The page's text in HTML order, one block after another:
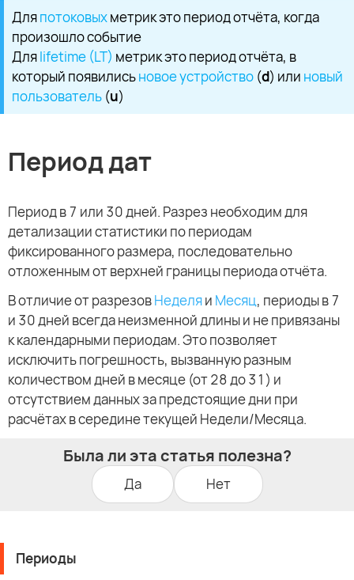
Дляпотоковыхметрик это период отчёта, когда
произошло событие
Дляlifetime (LT) метрик это период отчёта, в
который появилисьновое устройство (d) или новый
пользователь (u)
Период дат
Период в 7 или 30 дней. Разрез необходим для
детализации статистики по периодам
фиксированного размера, последовательно
отложенным от верхней границы периода отчёта.
В отличие от разрезовНеделяи Месяц, периоды в 7
и 30 дней всегда неизменной длины и не привязаны
к календарными периодам. Это позволяет
исключить погрешность, вызванную разным
количеством дней в месяце (от 28 до 31) и
отсутствием данных за предстоящие дни при
расчётах в середине текущей Недели/Месяца.
Была ли эта статья полезна?
Да Нет
Периоды